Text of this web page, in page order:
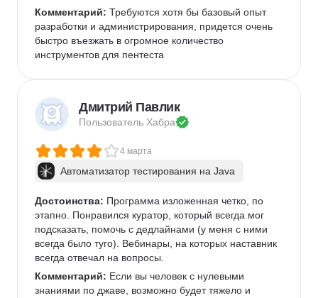
Комментарий: Требуются хотя бы базовый опыт
разработки и администрирования, придется очень
быстро въезжать в огромное количество
инструментов для пентеста
Дмитрий Павлик
Пользователь Хабра
4 марта
Автоматизатор тестирования на Java
Достоинства: Программа изложенная четко, по
этапно. Понравился куратор, который всегда мог
подсказать, помочь с дедлайнами (у меня с ними
всегда было туго). Вебинары, на которых наставник
всегда отвечал на вопросы.
Комментарий: Если вы человек с нулевыми
знаниями по джаве, возможно будет тяжело и